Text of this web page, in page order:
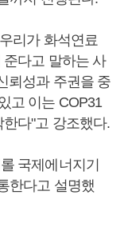
리가 화석연료
다고 말하는 사
뢰성과 주권을 중
고 이는 COP31
다"고 강조했다.
국제에너지기
한다고 설명했